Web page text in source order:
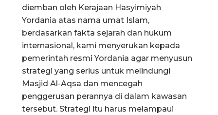
diemban oleh Kerajaan Hasyimiyah
Yordania atas nama umat Islam,
berdasarkan fakta sejarah dan hukum
internasional, kami menyerukan kepada
pemerintah resmi Yordania agar menyusun
strategi yang serius untuk melindungi
Masjid Al-Aqsa dan mencegah
penggerusan perannya di dalam kawasan
tersebut. Strategi itu harus melampaui